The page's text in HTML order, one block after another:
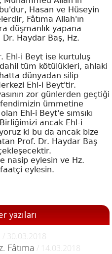
Hasan ve Hüseyin
Fâtıma Allah'ın
düşmanlık yapana
Haydar Baş, Hz.
Ehl-i Beyt ise kurtuluş
tüm kötülükleri, ahlaki
dünyadan silip
Ehl-i Beyt'tir.
zor günlerden geçtiği
ümmetine
Ehl-i Beyt'e sımsıkı
ancak Ehl-i
ki bu da ancak bize
Prof. Dr. Haydar Baş
nasip eylesin ve Hz.
eylesin.
yazıları
/ 30.03.2018
Fâtıma / 14.03.2018